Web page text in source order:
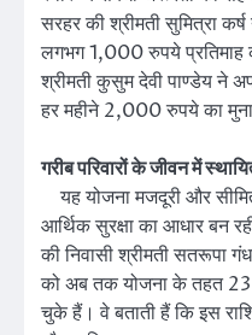
सरहर की श्रीमती सुमित्रा
लगभग 1,000 रुपये प्रतिमाह
श्रीमती कुसुम देवी पाण्डेय ने
हर महीने 2,000 रुपये का
गरीब परिवारों के जीवन में
यह योजना मजदूरी और
आर्थिक सुरक्षा का आधार बन
की निवासी श्रीमती सतरूपा
को अब तक योजना के तहत 23
चुके हैं। वे बताती हैं कि इस